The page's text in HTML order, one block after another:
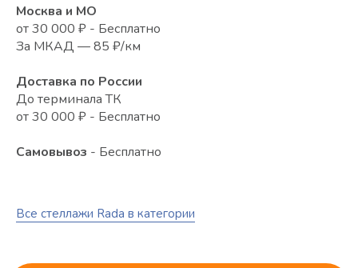
Все стеллажи Rada в категории
Москва и МО
от 30 000 ₽ - Бесплатно
За МКАД — 85 ₽/км
Доставка по России
До терминала ТК
от 30 000 ₽ - Бесплатно
Самовывоз - Бесплатно